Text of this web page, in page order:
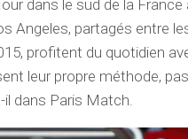
dans le sud de la
Angeles, partagés entre
profitent du quotidien
leur propre méthode,
il dans Paris Match.